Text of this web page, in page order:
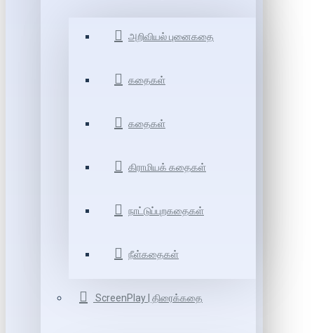
அறிவியல் புனைகதை
கதைகள்
கதைகள்
கிராமியக் கதைகள்
நாட்டுப்புறகதைகள்
நீள்கதைகள்
ScreenPlay | திரைக்கதை